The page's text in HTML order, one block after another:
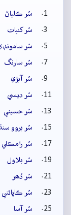
سُر ڪلياڻ
سُر کنڀات
سُر
سُر سارنگ
سُر آبڙي
سُر ديسي
سُر حسيني
سُر بروو
سُر رامڪلي
سُر بلاول
سُر ڏھر
سُر ڪاپائتي
سُر آسا